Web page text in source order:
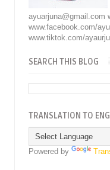
ayuarjuna@gmail.com
www.facebook.com/
www.tiktok.com/
SEARCH THIS BLOG
TRANSLATION TO
Powered by